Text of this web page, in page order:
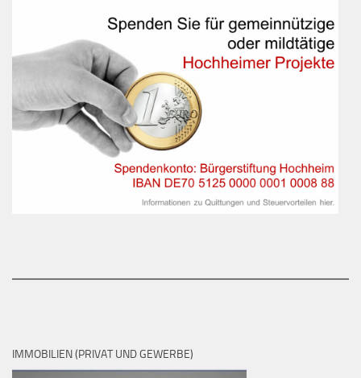
IMMOBILIEN (PRIVAT UND GEWERBE)